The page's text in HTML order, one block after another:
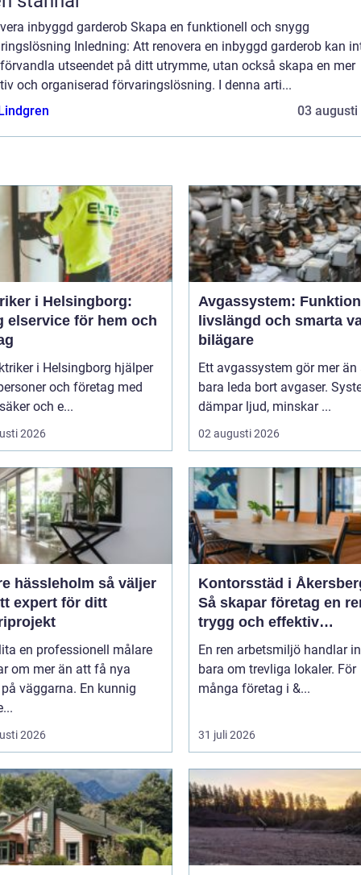
inbyggd garderob Skapa en funktionell och snygg
Inledning: Att renovera en inbyggd garderob kan
utseendet på ditt utrymme, utan också skapa en mer
och organiserad förvaringslösning. I denna arti...
03 augusti
i Helsingborg:
elservice för hem och
i Helsingborg hjälper
och företag med
och e...
2026
Avgassystem:
livslängd och smarta
bilägare
Ett avgassystem gör mer än
bara leda bort avgaser.
dämpar ljud, minskar ...
02 augusti 2026
så väljer
expert för ditt
en professionell målare
om mer än att få nya
väggarna. En kunnig
2026
Kontorsstäd i
Så skapar företag en
trygg och effektiv
arbetsplats
En ren arbetsmiljö handlar
bara om trevliga lokaler. För
många företag i &...
31 juli 2026